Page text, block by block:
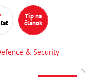
Tip na
článok
& Security